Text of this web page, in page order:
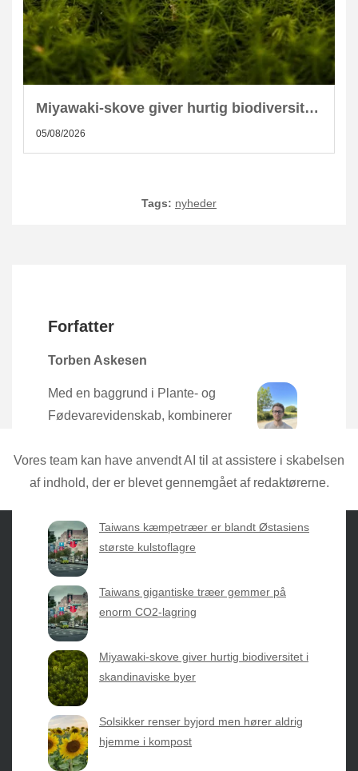
Miyawaki-skove giver hurtig biodiversitet i skandinaviske byer
05/08/2026
Tags: nyheder
Forfatter
Torben Askesen
Med en baggrund i Plante- og
Fødevarevidenskab, kombinerer
praktisk erfaring direkte fra mulden.
Taiwans kæmpetræer er blandt Østasiens
største kulstoflagre
Taiwans gigantiske træer gemmer på
enorm CO2-lagring
Miyawaki-skove giver hurtig biodiversitet i
skandinaviske byer
Solsikker renser byjord men hører aldrig
hjemme i kompost
Vores team kan have anvendt AI til at assistere i skabelsen
af indhold, der er blevet gennemgået af redaktørerne.
Sæsonvis
- Din foretrukne kilde til alt inden for
havearbejde og botanik. Få jordnære råd, spændende
nyheder fra botanikkens verden og nemme genveje til
sæsonens grønne glæder.
2026 © Web Atelier ApS